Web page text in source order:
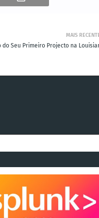
MAIS
do Seu Primeiro Projecto na